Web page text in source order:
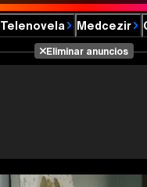
Telenovela Medcezir
Eliminar anuncios